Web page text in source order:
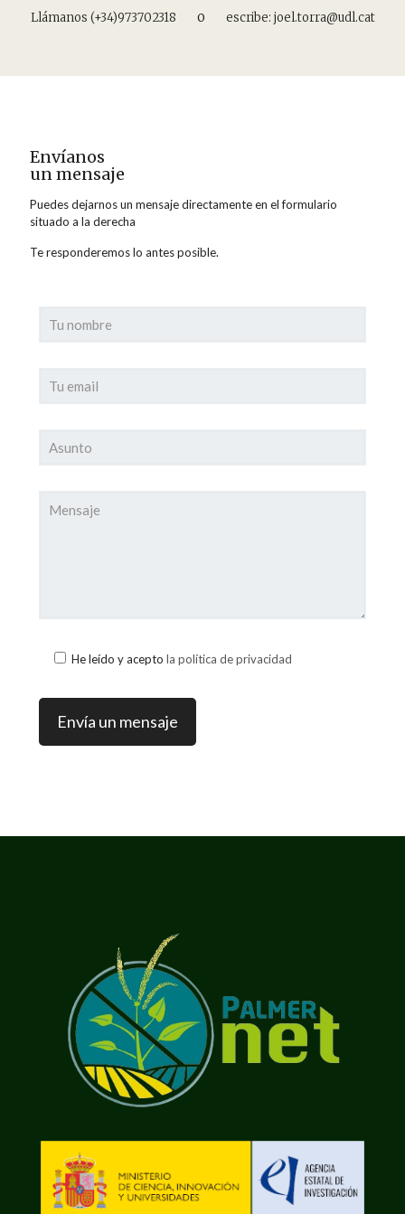
Llámanos (+34)973702318 o escribe: joel.torra@udl.cat
Envíanos
un mensaje
Puedes dejarnos un mensaje directamente en el formulario
situado a la derecha
Te responderemos lo antes posible.
He leído y acepto la política de privacidad